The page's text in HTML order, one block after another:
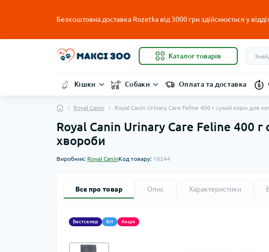
Безкоштовна доставка Rozetka від 3000 грн здійснюється у
Каталог товарів
Кішки Собаки Оплата та доставка
Royal Canin Royal Canin Urinary Care Feline 400 г сухий корм для
Royal Canin Urinary Care Feline 400 г
хвороби
Виробник: Royal CaninКод товару: 18244
Все про товар Опис Характеристики
Бестселер Хіт Акція